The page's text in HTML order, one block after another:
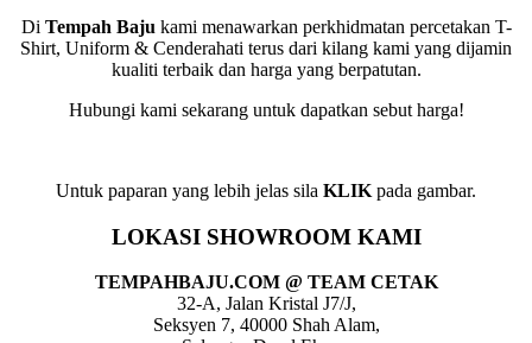
Di Tempah Baju kami menawarkan perkhidmatan percetakan T-
Shirt, Uniform & Cenderahati terus dari kilang kami yang dijamin
kualiti terbaik dan harga yang berpatutan.
Hubungi kami sekarang untuk dapatkan sebut harga!
Untuk paparan yang lebih jelas sila KLIK pada gambar.
LOKASI SHOWROOM KAMI
TEMPAHBAJU.COM @ TEAM CETAK
32-A, Jalan Kristal J7/J,
Seksyen 7, 40000 Shah Alam,